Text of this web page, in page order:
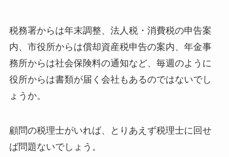
税務署からは年末調整、法人税・消費税の申告案
内、市役所からは償却資産税申告の案内、年金事
務所からは社会保険料の通知など、毎週のように
役所からは書類が届く会社もあるのではないでし
ょうか。
顧問の税理士がいれば、とりあえず税理士に回せ
ば問題ないでしょう。